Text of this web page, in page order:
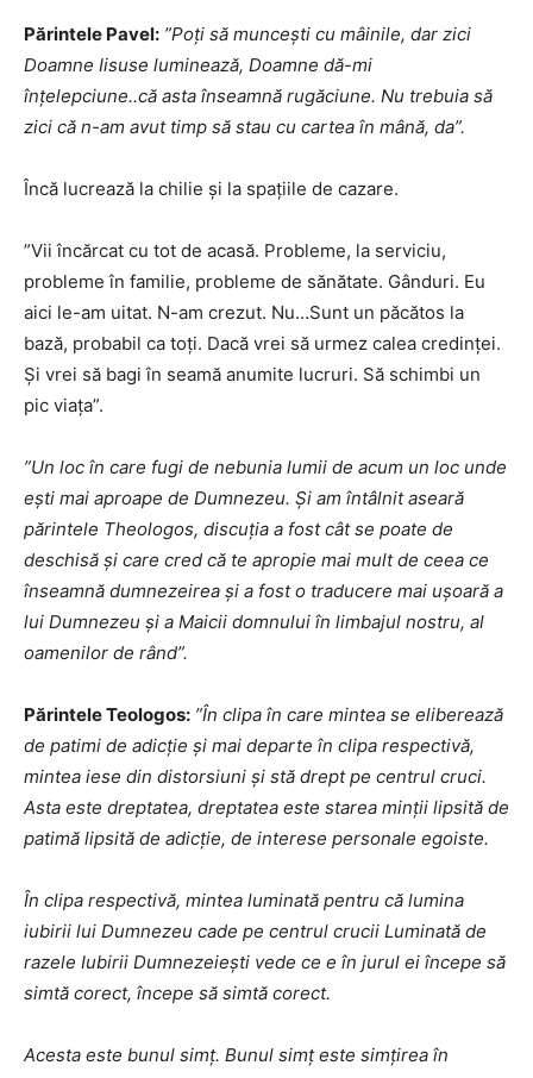
Părintele Pavel: ”Poţi să munceşti cu mâinile, dar zici
Doamne Iisuse luminează, Doamne dă-mi
înţelepciune..că asta înseamnă rugăciune. Nu trebuia să
zici că n-am avut timp să stau cu cartea în mână, da”.
Încă lucrează la chilie şi la spaţiile de cazare.
”Vii încărcat cu tot de acasă. Probleme, la serviciu,
probleme în familie, probleme de sănătate. Gânduri. Eu
aici le-am uitat. N-am crezut. Nu…Sunt un păcătos la
bază, probabil ca toți. Dacă vrei să urmez calea credinței.
Și vrei să bagi în seamă anumite lucruri. Să schimbi un
pic viața”.
”Un loc în care fugi de nebunia lumii de acum un loc unde
ești mai aproape de Dumnezeu. Și am întâlnit aseară
părintele Theologos, discuția a fost cât se poate de
deschisă și care cred că te apropie mai mult de ceea ce
înseamnă dumnezeirea şi a fost o traducere mai ușoară a
lui Dumnezeu și a Maicii domnului în limbajul nostru, al
oamenilor de rând”.
Părintele Teologos: ”În clipa în care mintea se eliberează
de patimi de adicție și mai departe în clipa respectivă,
mintea iese din distorsiuni şi stă drept pe centrul cruci.
Asta este dreptatea, dreptatea este starea minții lipsită de
patimă lipsită de adicție, de interese personale egoiste.
În clipa respectivă, mintea luminată pentru că lumina
iubirii lui Dumnezeu cade pe centrul crucii Luminată de
razele Iubirii Dumnezeiești vede ce e în jurul ei începe să
simtă corect, începe să simtă corect.
Acesta este bunul simț. Bunul simț este simțirea în